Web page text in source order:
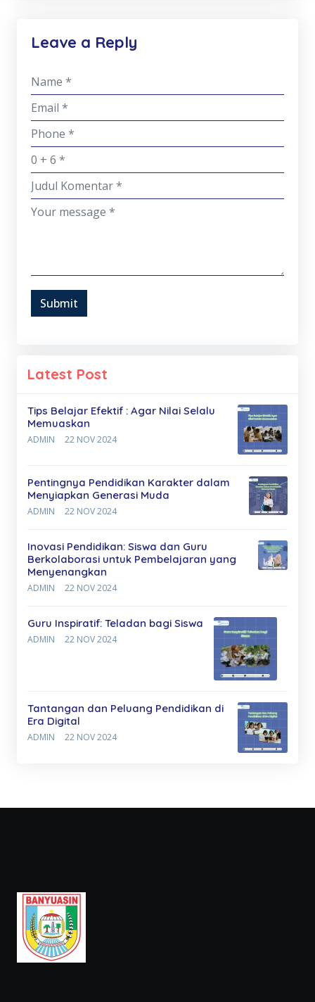
Leave a Reply
Submit
Latest Post
Tips Belajar Efektif : Agar Nilai Selalu
Memuaskan
ADMIN 22 NOV 2024
Pentingnya Pendidikan Karakter dalam
Menyiapkan Generasi Muda
ADMIN 22 NOV 2024
Inovasi Pendidikan: Siswa dan Guru
Berkolaborasi untuk Pembelajaran yang
Menyenangkan
ADMIN 22 NOV 2024
Guru Inspiratif: Teladan bagi Siswa
ADMIN 22 NOV 2024
Tantangan dan Peluang Pendidikan di
Era Digital
ADMIN 22 NOV 2024